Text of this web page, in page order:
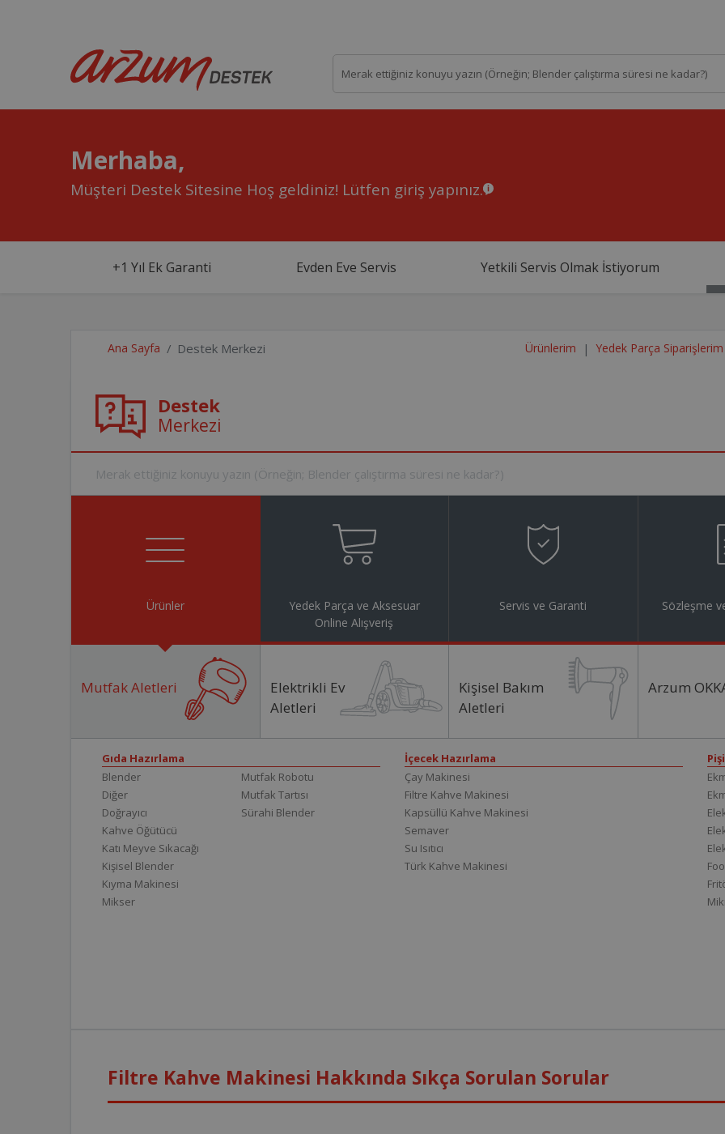
Merhaba,
Müşteri Destek Sitesine Hoş geldiniz! Lütfen giriş yapınız.
+1 Yıl Ek Garanti Evden Eve Servis Yetkili Servis Olmak İstiyorum
Ana Sayfa Destek Merkezi Ürünlerim Yedek Parça Siparişlerim
Destek
Merkezi
Ürünler
Yedek Parça ve Aksesuar
Online Alışveriş
Servis ve Garanti Sözleşme
Mutfak Aletleri
Elektrikli Ev
Aletleri
Kişisel Bakım
Aletleri
Arzum
Gıda Hazırlama
Blender
Diğer
Doğrayıcı
Kahve Öğütücü
Katı Meyve Sıkacağı
Kişisel Blender
Kıyma Makinesi
Mikser
Mutfak Robotu
Mutfak Tartısı
Sürahi Blender
İçecek Hazırlama
Çay Makinesi
Filtre Kahve Makinesi
Kapsüllü Kahve Makinesi
Semaver
Su Isıtıcı
Türk Kahve Makinesi
Filtre Kahve Makinesi Hakkında Sıkça Sorulan Sorular